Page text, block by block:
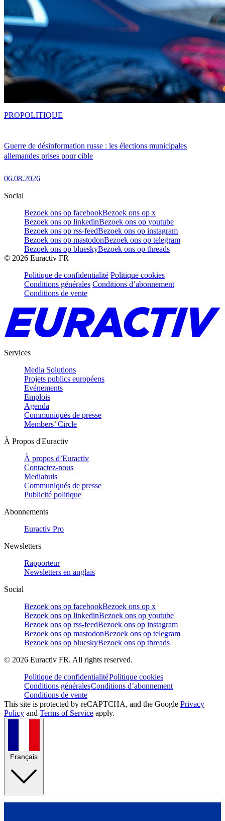
Guerre de désinformation russe : les élections municipales
allemandes prises pour cible
06.08.2026
PROPOLITIQUE
Social
Bezoek ons op facebookBezoek ons op x
Bezoek ons op linkedinBezoek ons op youtube
Bezoek ons op rss-feedBezoek ons op instagram
Bezoek ons op mastodonBezoek ons op telegram
Bezoek ons op blueskyBezoek ons op threads
© 2026 Euractiv FR
Politique de confidentialité Politique cookies
Conditions générales Conditions d’abonnement
Conditions de vente
Services
Media Solutions
Projets publics européens
Evénements
Emplois
Agenda
Communiqués de presse
Members’ Circle
À Propos d'Euractiv
À propos d’Euractiv
Contactez-nous
Mediahuis
Communiqués de presse
Publicité politique
Abonnements
Euractiv Pro
Newsletters
Rapporteur
Newsletters en anglais
Social
Bezoek ons op facebookBezoek ons op x
Bezoek ons op linkedinBezoek ons op youtube
Bezoek ons op rss-feedBezoek ons op instagram
Bezoek ons op mastodonBezoek ons op telegram
Bezoek ons op blueskyBezoek ons op threads
© 2026 Euractiv FR. All rights reserved.
Politique de confidentialitéPolitique cookies
Conditions généralesConditions d’abonnement
Conditions de vente
This site is protected by reCAPTCHA, and the Google Privacy
Policy and Terms of Service apply.
Français